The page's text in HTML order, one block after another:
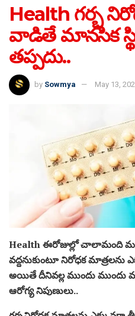
Health గర్భ
వాడితే మానసిక
తప్పదు..
by Sowmya May 13,
Health ఈరోజుల్లో చాలామంది
వద్దనుకుంటూ నిరోధక మాత్రలను
అయితే దీనివల్ల ముందు ముందు
ఆరోగ్య నిపుణులు..